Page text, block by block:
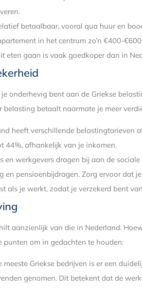
betaalbaar, vooral qua huur en
in het centrum zo’n €400-
eten gaan is vaak goedkoper dan in
onderhevig bent aan de Griekse
belasting betaalt naarmate je meer
heeft verschillende belastingtarieven
44%, afhankelijk van je inkomen.
en werkgevers dragen bij aan de
en pensioenbijdragen. Zorg ervoor dat
als je werkt, zodat je verzekerd bent
aanzienlijk van die in Nederland.
punten om in gedachten te houden:
meeste Griekse bedrijven is er een
genomen. Dit betekent dat de